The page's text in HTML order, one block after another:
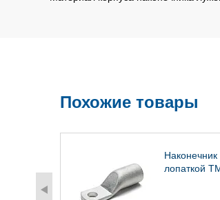
Похожие товары
Наконечник
лопаткой